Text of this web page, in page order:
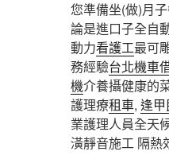
您準備坐(做)月
論是進口子全自
動力看護工最可
務經驗台北機車
機介養攝健康的
護理療租車, 逢甲
業護理人員全天
潢靜音施工 隔熱